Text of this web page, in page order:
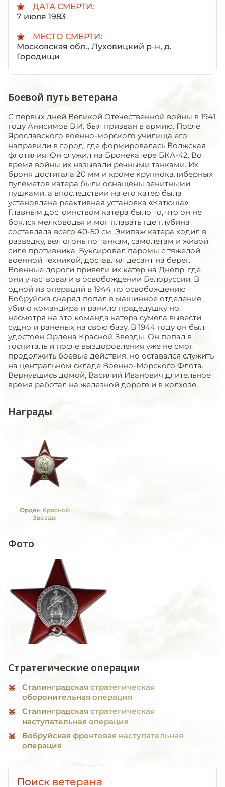
ДАТА СМЕРТИ:
7 июля 1983
МЕСТО СМЕРТИ:
Московская обл., Луховицкий р-н, д.
Городищи
Боевой путь ветерана
С первых дней Великой Отечественной войны в 1941
году Анисимов В.И. был призван в армию. После
Ярославского военно-морского училища его
направили в город, где формировалась Волжская
флотилия. Он служил на Бронекатере БКА-42. Во
время войны их называли речными танками. Их
броня достигала 20 мм и кроме крупнокалиберных
пулеметов катера были оснащены зенитными
пушками, а впоследствии на его катер была
установлена реактивная установка «Катюша».
Главным достоинством катера было то, что он не
боялся мелководья и мог плавать где глубина
составляла всего 40-50 см. Экипаж катера ходил в
разведку, вел огонь по танкам, самолетам и живой
силе противника. Буксировал паромы с тяжелой
военной техникой, доставлял десант на берег.
Военные дороги привели их катер на Днепр, где
они участвовали в освобождении Белоруссии. В
одной из операций в 1944 по освобождению
Бобруйска снаряд попал в машинное отделение,
убило командира и ранило прадедушку но,
несмотря на это команда катера сумела вывести
судно и раненых на свою базу. В 1944 году он был
удостоен Ордена Красной Звезды. Он попал в
госпиталь и после выздоровления уже не смог
продолжить боевые действия, но оставался служить
на центральном складе Военно-Морского Флота.
Вернувшись домой, Василий Иванович длительное
время работал на железной дороге и в колхозе.
Награды
Орден Красной
Звезды
Фото
Стратегические операции
Сталинградская стратегическая
оборонительная операция
Сталинградская стратегическая
наступательная операция
Бобруйская фронтовая наступательная
операция
Поиск ветерана